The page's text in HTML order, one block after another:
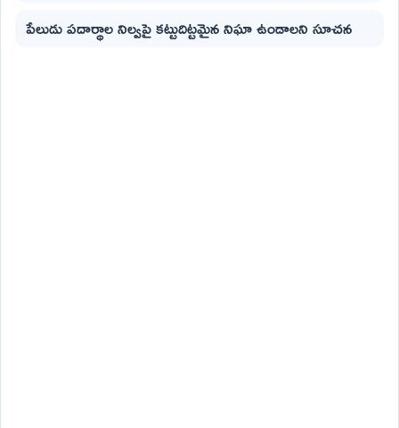
పేలుడు పదార్థాల నిల్వపై కట్టుదిట్టమైన నిఘా ఉండాలని సూచన